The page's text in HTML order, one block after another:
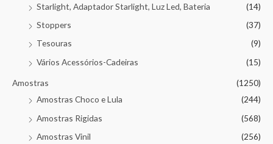
Starlight, Adaptador Starlight, Luz Led, Bateria
(14)
Stoppers
(37)
Tesouras
(9)
Vários Acessórios-Cadeiras
(15)
Amostras
(1250)
Amostras Choco e Lula
(244)
Amostras Rigidas
(568)
Amostras Vinil
(256)